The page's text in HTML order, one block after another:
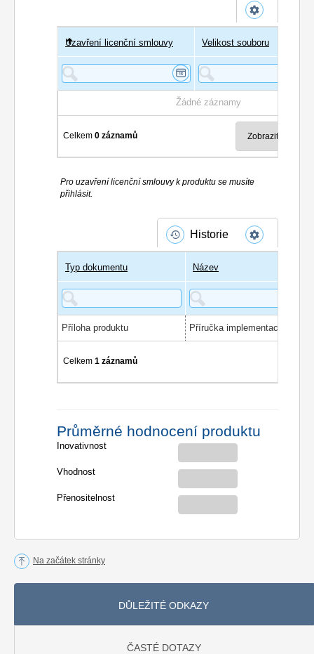
Uživatel
Uzavření licenční smlouvy Velikost souboru
Žádné záznamy
Celkem0 záznamů
Pro uzavření licenční smlouvy k produktu se musíte
přihlásit.
Historie
Typ dokumentu Název
Příloha produktu
Celkem1 záznamů
Průměrné hodnocení produktu
Inovativnost
Vhodnost
Přenositelnost
Na začátek stránky
DŮLEŽITÉ ODKAZY
ČASTÉ DOTAZY